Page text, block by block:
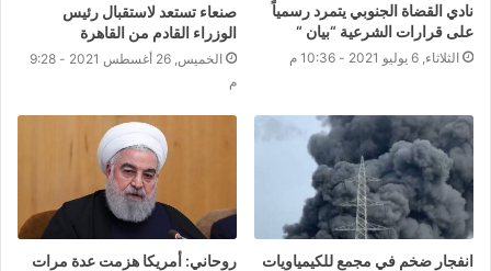
نادي القضاة الجنوبي يتمرد رسمياً
على قرارات الشرعية “بيان “
الثلاثاء, 6 يوليو 2021 - 10:36 م
صنعاء تستعد لاستقبال رئيس
الوزراء القادم من القاهرة
الخميس, 26 أغسطس 2021 - 9:28
م
انفجار ضخم في مجمع للكيمياويات
روحاني: أمريكا هزمت عدة مرات